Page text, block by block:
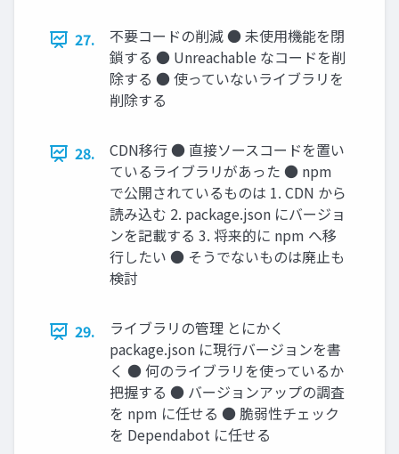
27.
不要コードの削減 ● 未使用機能を閉
鎖する ● Unreachable なコードを削
除する ● 使っていないライブラリを
削除する
28.
CDN移行 ● 直接ソースコードを置い
ているライブラリがあった ● npm
で公開されているものは 1. CDN から
読み込む 2. package.json にバージョ
ンを記載する 3. 将来的に npm へ移
行したい ● そうでないものは廃止も
検討
29.
ライブラリの管理 とにかく
package.json に現行バージョンを書
く ● 何のライブラリを使っているか
把握する ● バージョンアップの調査
を npm に任せる ● 脆弱性チェック
を Dependabot に任せる